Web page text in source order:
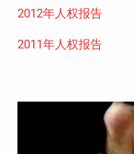
2012年人权报告
2011年人权报告